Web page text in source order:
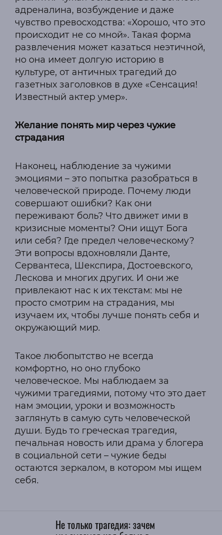
адреналина, возбуждение и даже
чувство превосходства: «Хорошо, что это
происходит не со мной». Такая форма
развлечения может казаться неэтичной,
но она имеет долгую историю в
культуре, от античных трагедий до
газетных заголовков в духе «Сенсация!
Известный актер умер».
Желание понять мир через чужие
страдания
Наконец, наблюдение за чужими
эмоциями – это попытка разобраться в
человеческой природе. Почему люди
совершают ошибки? Как они
переживают боль? Что движет ими в
кризисные моменты? Они ищут Бога
или себя? Где предел человеческому?
Эти вопросы вдохновляли Данте,
Сервантеса, Шекспира, Достоевского,
Лескова и многих других. И они же
привлекают нас к их текстам: мы не
просто смотрим на страдания, мы
изучаем их, чтобы лучше понять себя и
окружающий мир.
Такое любопытство не всегда
комфортно, но оно глубоко
человеческое. Мы наблюдаем за
чужими трагедиями, потому что это дает
нам эмоции, уроки и возможность
заглянуть в самую суть человеческой
души. Будь то греческая трагедия,
печальная новость или драма у блогера
в социальной сети – чужие беды
остаются зеркалом, в котором мы ищем
себя.
Не только трагедия: зачем